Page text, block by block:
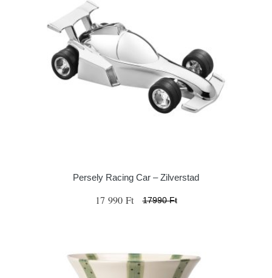
Persely Racing Car – Zilverstad
17 990 Ft 17990 Ft